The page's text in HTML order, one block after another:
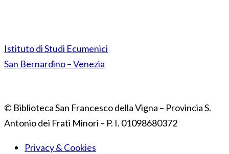
Istituto di Studi Ecumenici
San Bernardino – Venezia
© Biblioteca San Francesco della Vigna – Provincia S.
Antonio dei Frati Minori – P. I. 01098680372
Privacy & Cookies